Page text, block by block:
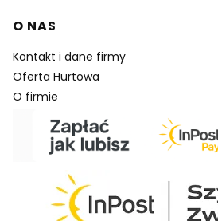
O NAS
Kontakt i dane firmy
Oferta Hurtowa
O firmie